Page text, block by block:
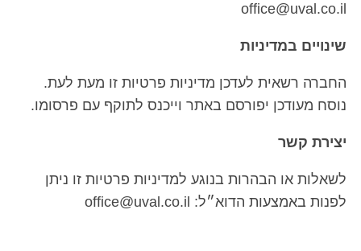
office@uval.co.il
שינויים במדיניות
החברה רשאית לעדכן מדיניות פרטיות זו מעת לעת.
נוסח מעודכן יפורסם באתר וייכנס לתוקף עם פרסומו.
יצירת קשר
לשאלות או הבהרות בנוגע למדיניות פרטיות זו ניתן
לפנות באמצעות הדוא״ל: office@uval.co.il